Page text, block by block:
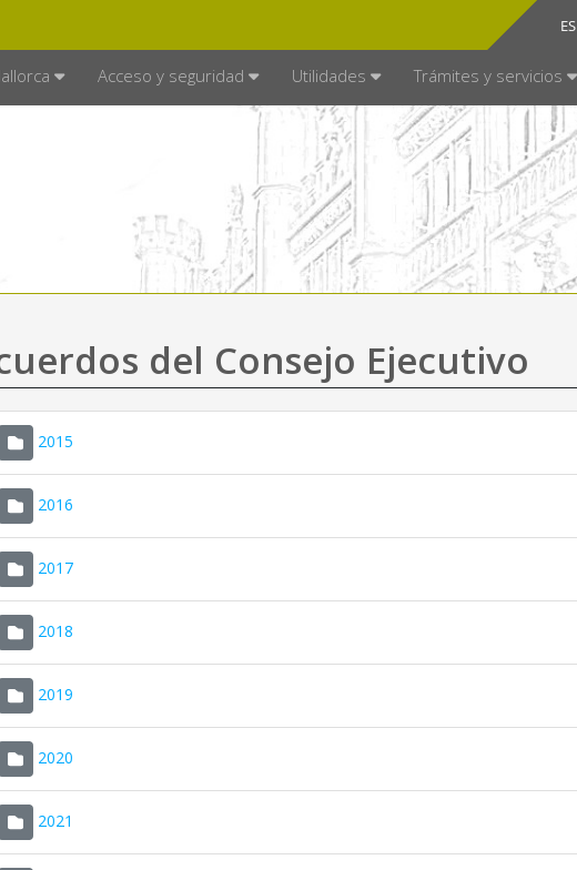
ES
CA
Acceso y seguridad Utilidades Trámites y servicios
del Consejo Ejecutivo
2015
2016
2017
2018
2019
2020
2021